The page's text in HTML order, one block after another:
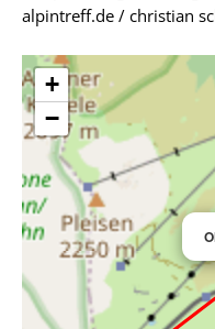
alpintreff.de / christian
+
−